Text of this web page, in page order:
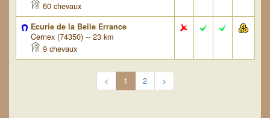
60 chevaux
Ecurie de la Belle Errance
Cernex (74350) -- 23 km
9 chevaux
< 1 2 >